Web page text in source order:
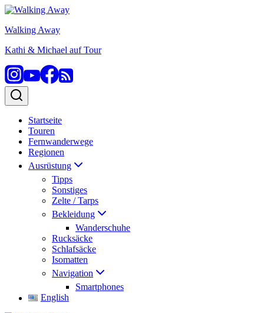
Zum
springen
Walking Away
Kathi & Michael auf Tour
Startseite
Touren
Fernwanderwege
Regionen
Ausrüstung
Tipps
Sonstiges
Zelte / Tarps
Bekleidung
Wanderschuhe
Rucksäcke
Schlafsäcke
Isomatten
Navigation
Smartphones
English